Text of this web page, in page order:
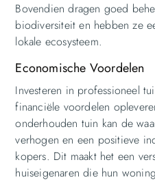
Bovendien dragen goed
biodiversiteit en hebben ze
lokale ecosysteem.
Economische Voordelen
Investeren in professioneel
financiële voordelen
onderhouden tuin kan de
verhogen en een positieve
kopers. Dit maakt het een
huiseigenaren die hun